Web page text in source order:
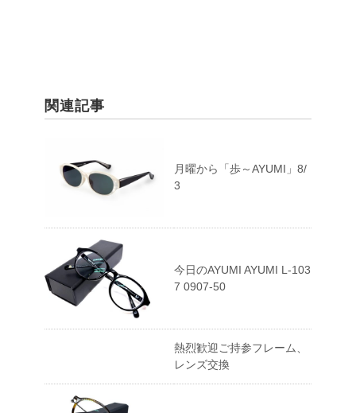
関連記事
月曜から「歩～AYUMI」8/
3
今日のAYUMI AYUMI L-103
7 0907-50
熱烈歓迎ご持参フレーム、
レンズ交換